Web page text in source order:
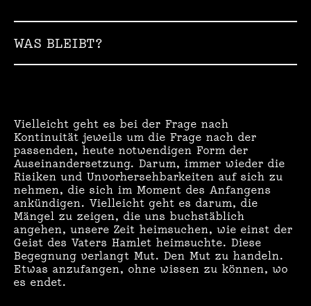
WAS BLEIBT?
Vielleicht geht es bei der Frage nach
Kontinuität jeweils um die Frage nach der
passenden, heute notwendigen Form der
Auseinandersetzung. Darum, immer wieder die
Risiken und Unvorhersehbarkeiten auf sich zu
nehmen, die sich im Moment des Anfangens
ankündigen. Vielleicht geht es darum, die
Mängel zu zeigen, die uns buchstäblich
angehen, unsere Zeit heimsuchen, wie einst der
Geist des Vaters Hamlet heimsuchte. Diese
Begegnung verlangt Mut. Den Mut zu handeln.
Etwas anzufangen, ohne wissen zu können, wo
es endet.